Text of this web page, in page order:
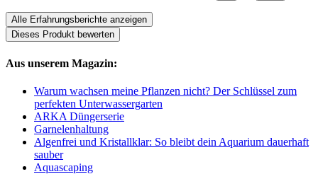
Alle Erfahrungsberichte anzeigen
Dieses Produkt bewerten
Aus unserem Magazin:
Warum wachsen meine Pflanzen nicht? Der Schlüssel zum
perfekten Unterwassergarten
ARKA Düngerserie
Garnelenhaltung
Algenfrei und Kristallklar: So bleibt dein Aquarium dauerhaft
sauber
Aquascaping